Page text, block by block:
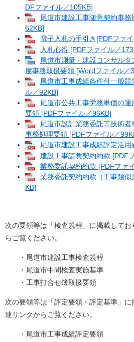
DFファイル／105KB]
尾道市建設工事随意契約事
62KB]
電子入札の手引き[PDFファ
入札心得 [PDFファイル／
尾道市測量・建設コンサル
度事務取扱要領 [Wordファイル／
尾道市工事成績条件付一般
ル／92KB]
尾道市公共工事労務単価の
要領 [PDFファイル／96KB]
尾道市設計業務委託等技術
事務処理要領 [PDFファイル／
尾道市建設工事成績評定活
建設工事請負契約約款 [PDF
業務委託契約約款 [PDFファ
業務委託契約約款（工事類
KB]
次の要領等は「検査規程」に掲載して
らご覧ください。
・尾道市建設工事検査規程
・尾道市中間検査実施基準
・工事打合せ簿取扱要領
次の要領等は「評定要領・評定基準」
連リンクからご覧ください。
・尾道市工事成績評定要領